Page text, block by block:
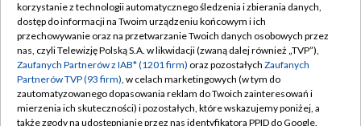
Abonament TVP
Sklep TVP
Biuro Reklamy
Oferta Handlowa
Telegazeta ogłoszenia
Regulamin TVP
Polityka prywatności
Moje zgody
Biuro reklamy
Kontakt
korzystanie z technologii automatycznego śledzenia i zbierania danych,
dostęp do informacji na Twoim urządzeniu końcowym i ich
przechowywanie oraz na przetwarzanie Twoich danych osobowych przez
nas, czyli Telewizję Polską S.A. w likwidacji (zwaną dalej również „TVP”),
Zaufanych Partnerów z IAB* (1201 firm) oraz pozostałych Zaufanych
Partnerów TVP (93 firm), w celach marketingowych (w tym do
zautomatyzowanego dopasowania reklam do Twoich zainteresowań i
mierzenia ich skuteczności) i pozostałych, które wskazujemy poniżej, a
także zgody na udostępnianie przez nas identyfikatora PPID do Google.